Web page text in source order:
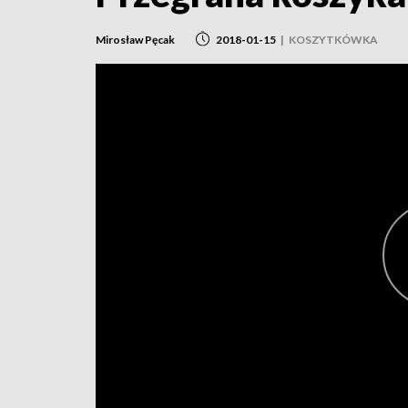
Mirosław Pęcak 2018-01-15 | KOSZYTKÓWKA